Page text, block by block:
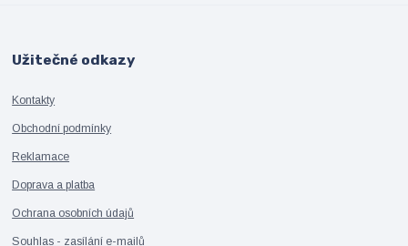
Užitečné odkazy
Kontakty
Obchodní podmínky
Reklamace
Doprava a platba
Ochrana osobních údajů
Souhlas - zasílání e-mailů